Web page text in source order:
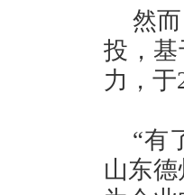
然
投，
力，于
“有
山东